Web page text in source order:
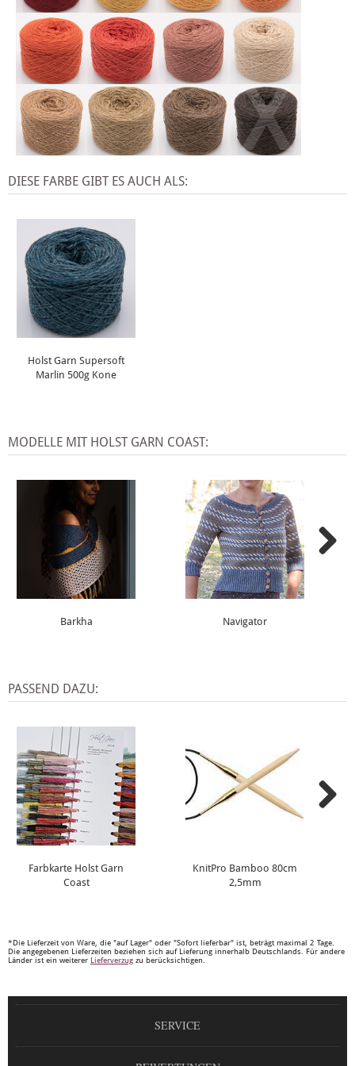
X
DIESE FARBE GIBT ES AUCH ALS:
Holst Garn Supersoft
Marlin 500g Kone
MODELLE MIT HOLST GARN COAST:
Barkha Navigator
PASSEND DAZU:
Farbkarte Holst Garn
Coast
KnitPro Bamboo 80cm
2,5mm
*Die Lieferzeit von Ware, die "auf Lager" oder "Sofort lieferbar" ist, beträgt maximal 2 Tage.
Die angegebenen Lieferzeiten beziehen sich auf Lieferung innerhalb Deutschlands. Für andere
Länder ist ein weiterer Lieferverzug zu berücksichtigen.
SERVICE